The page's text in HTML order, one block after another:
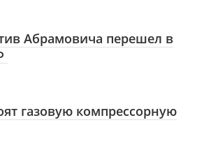
Абрамовича перешел в
газовую компрессорную